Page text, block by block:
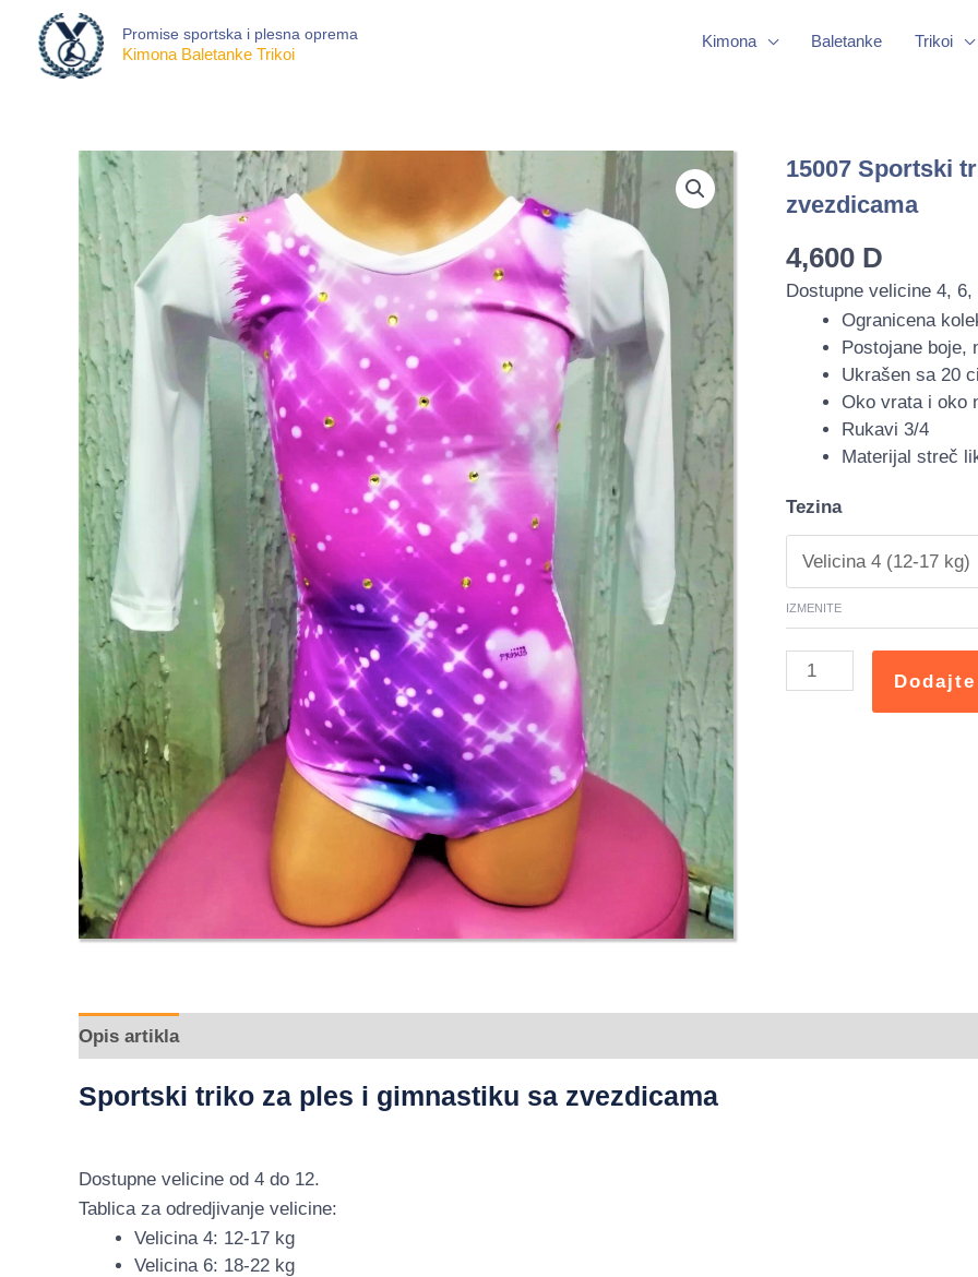
content
Promise sportska i plesna oprema
Kimona Baletanke Trikoi
Kimona Baletanke Trikoi
15007 Sportski
zvezdicama
4,600 D
Dostupne velicine 4, 6,
Ogranicena
Postojane boje,
Ukrašen sa 20
Oko vrata i oko
Rukavi 3/4
Materijal streč
Tezina
IZMENITE
15007
Sportski
triko
za
ples
i
gimnastiku
zvezdicama
quantity
Opis artikla
Sportski triko za ples i gimnastiku sa zvezdicama
Dostupne velicine od 4 do 12.
Tablica za odredjivanje velicine:
Velicina 4: 12-17 kg
Velicina 6: 18-22 kg